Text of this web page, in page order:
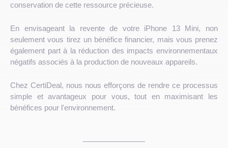
conservation de cette ressource précieuse.
En envisageant la revente de votre iPhone 13 Mini, non
seulement vous tirez un bénéfice financier, mais vous prenez
également part à la réduction des impacts environnementaux
négatifs associés à la production de nouveaux appareils.
Chez CertiDeal, nous nous efforçons de rendre ce processus
simple et avantageux pour vous, tout en maximisant les
bénéfices pour l'environnement.